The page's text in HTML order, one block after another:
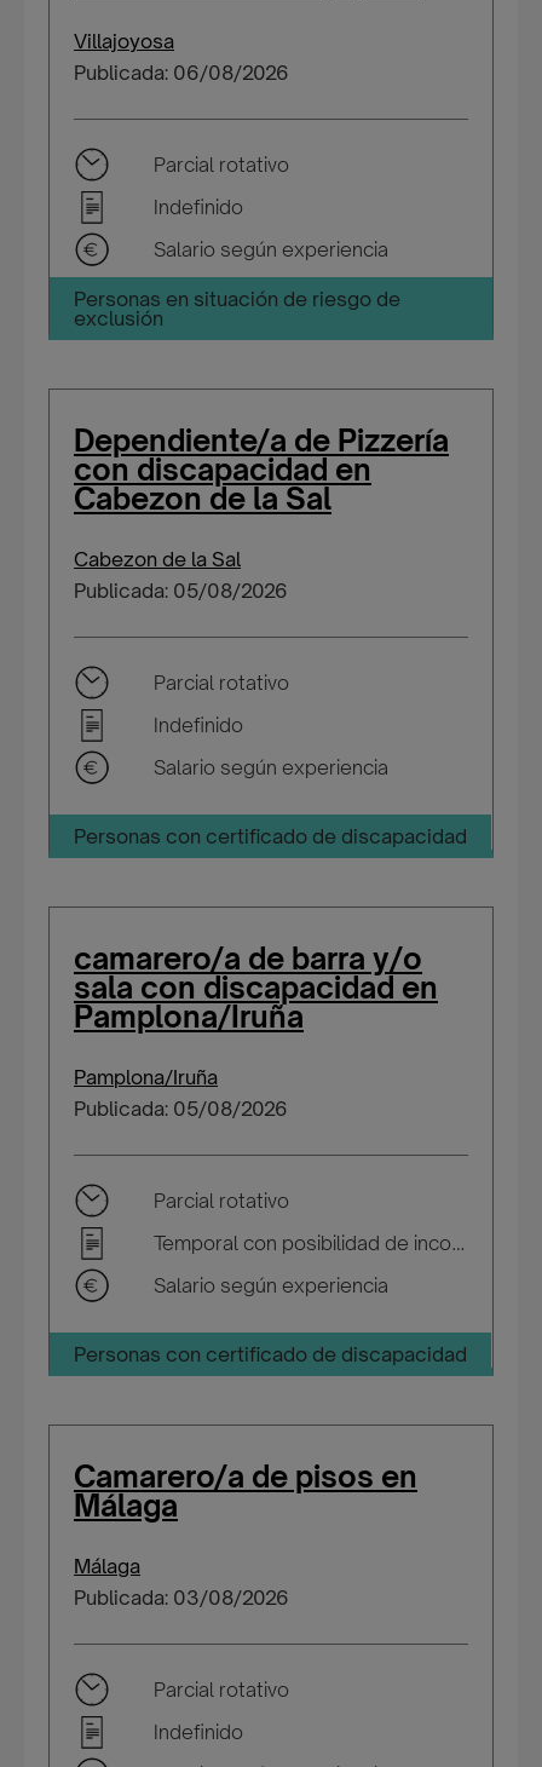
Villajoyosa
Publicada: 06/08/2026
Parcial rotativo
Indefinido
Salario según experiencia
Personas en situación de riesgo de
exclusión
Dependiente/a de Pizzería
con discapacidad en
Cabezon de la Sal
Cabezon de la Sal
Publicada: 05/08/2026
Parcial rotativo
Indefinido
Salario según experiencia
Personas con certificado de discapacidad
camarero/a de barra y/o
sala con discapacidad en
Pamplona/Iruña
Pamplona/Iruña
Publicada: 05/08/2026
Parcial rotativo
Temporal con posibilidad de incorporarse a plantilla
Salario según experiencia
Personas con certificado de discapacidad
Camarero/a de pisos en
Málaga
Málaga
Publicada: 03/08/2026
Parcial rotativo
Indefinido